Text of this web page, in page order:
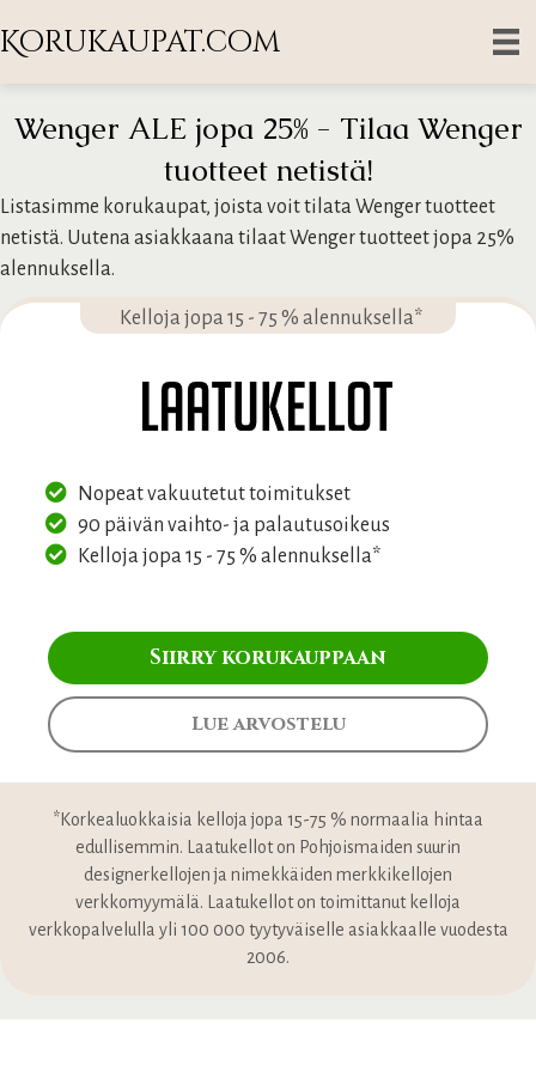
Korukaupat.com
Wenger ALE jopa 25% - Tilaa Wenger
tuotteet netistä!
Listasimme korukaupat, joista voit tilata Wenger tuotteet
netistä. Uutena asiakkaana tilaat Wenger tuotteet jopa 25%
alennuksella.
Kelloja jopa 15 - 75 % alennuksella*
Nopeat vakuutetut toimitukset
90 päivän vaihto- ja palautusoikeus
Kelloja jopa 15 - 75 % alennuksella*
Siirry korukauppaan
Lue arvostelu
*Korkealuokkaisia kelloja jopa 15-75 % normaalia hintaa
edullisemmin. Laatukellot on Pohjoismaiden suurin
designerkellojen ja nimekkäiden merkkikellojen
verkkomyymälä. Laatukellot on toimittanut kelloja
verkkopalvelulla yli 100 000 tyytyväiselle asiakkaalle vuodesta
2006.